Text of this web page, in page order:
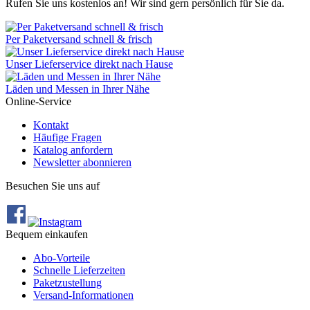
Rufen Sie uns kostenlos an! Wir sind gern persönlich für Sie da.
Per Paketversand schnell & frisch
Unser Lieferservice direkt nach Hause
Läden und Messen in Ihrer Nähe
Online-Service
Kontakt
Häufige Fragen
Katalog anfordern
Newsletter abonnieren
Besuchen Sie uns auf
Bequem einkaufen
Abo‐Vorteile
Schnelle Lieferzeiten
Paketzustellung
Versand‐Informationen